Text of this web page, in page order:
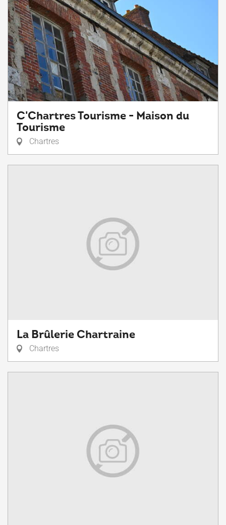
C'Chartres Tourisme - Maison du
Tourisme
Chartres
La Brûlerie Chartraine
Chartres